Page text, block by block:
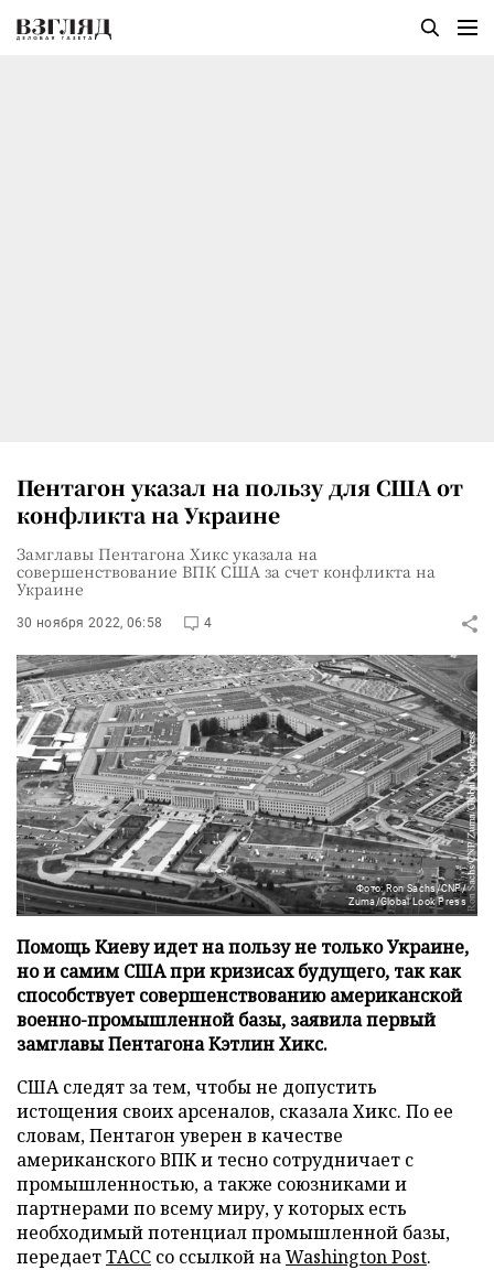
Пентагон указал на пользу для США от
конфликта на Украине
Замглавы Пентагона Хикс указала на
совершенствование ВПК США за счет конфликта на
Украине
30 ноября 2022, 06:58 4
Фото: Ron Sachs/CNP/
Zuma/Global Look Press
Помощь Киеву идет на пользу не только Украине,
но и самим США при кризисах будущего, так как
способствует совершенствованию американской
военно-промышленной базы, заявила первый
замглавы Пентагона Кэтлин Хикс.
США следят за тем, чтобы не допустить
истощения своих арсеналов, сказала Хикс. По ее
словам, Пентагон уверен в качестве
американского ВПК и тесно сотрудничает с
промышленностью, а также союзниками и
партнерами по всему миру, у которых есть
необходимый потенциал промышленной базы,
передаетТАСС со ссылкой наWashington Post.